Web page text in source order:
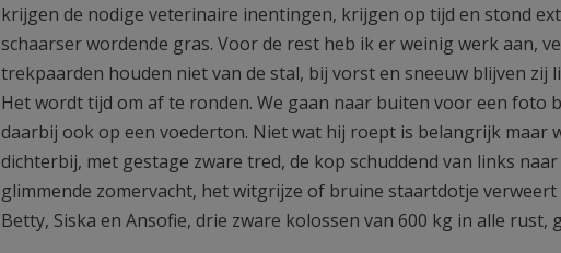
krijgen de nodige veterinaire inentingen, krijgen op tijd en stond
schaarser wordende gras. Voor de rest heb ik er weinig werk aan,
trekpaarden houden niet van de stal, bij vorst en sneeuw blijven zij
Het wordt tijd om af te ronden. We gaan naar buiten voor een foto
daarbij ook op een voederton. Niet wat hij roept is belangrijk maar
dichterbij, met gestage zware tred, de kop schuddend van links
glimmende zomervacht, het witgrijze of bruine staartdotje
Betty, Siska en Ansofie, drie zware kolossen van 600 kg in alle rust,